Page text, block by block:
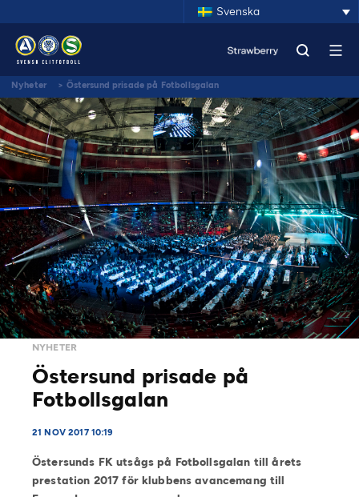
Svenska
Nyheter > Östersund prisade på Fotbollsgalan
NYHETER
Östersund prisade på
Fotbollsgalan
21 NOV 2017 10:19
Östersunds FK utsågs på Fotbollsgalan till årets
prestation 2017 för klubbens avancemang till